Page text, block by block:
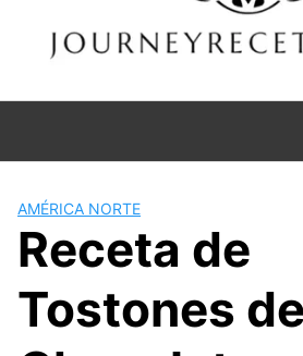
AMÉRICA NORTE
Receta de
Tostones de